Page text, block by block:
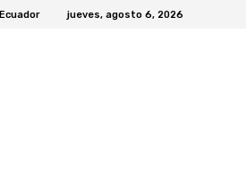
Ecuador jueves, agosto 6, 2026